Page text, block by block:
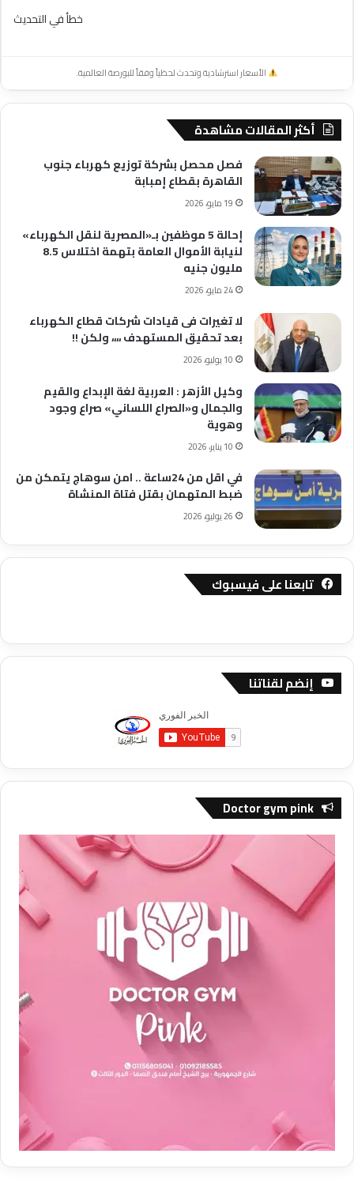
خطأ في التحديث
الأسعار استرشادية وتحدث لحظياً وفقاً للبورصة العالمية.
أكثر المقالات مشاهدة
فصل محصل بشركة توزيع كهرباء جنوب
القاهرة بقطاع إمبابة
19 مايو، 2026
إحالة 5 موظفين بـ«المصرية لنقل الكهرباء»
لنيابة الأموال العامة بتهمة اختلاس 8.5
مليون جنيه
24 مايو، 2026
لا تغيرات فى قيادات شركات قطاع الكهرباء
بعد تحقيق المستهدف ،،،، ولكن !!
10 يوليو، 2026
وكيل الأزهر : العربية لغة الإبداع والقيم
والجمال و«الصراع اللساني» صراع وجود
وهوية
10 يناير، 2026
في اقل من 24ساعة .. امن سوهاج يتمكن من
ضبط المتهمان بقتل فتاة المنشاة
26 يوليو، 2026
تابعنا على فيسبوك
إنضم لقناتنا
Doctor gym pink